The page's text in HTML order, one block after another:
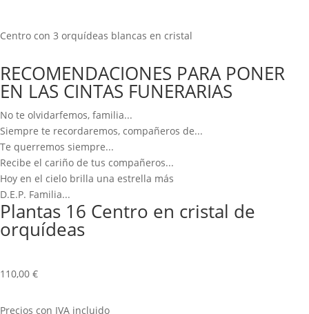
Centro con 3 orquídeas blancas en cristal
RECOMENDACIONES PARA PONER
EN LAS CINTAS FUNERARIAS
No te olvidarfemos, familia...
Siempre te recordaremos, compañeros de...
Te querremos siempre...
Recibe el cariño de tus compañeros...
Hoy en el cielo brilla una estrella más
D.E.P. Familia...
Plantas 16 Centro en cristal de
orquídeas
110,00 €
Precios con IVA incluido